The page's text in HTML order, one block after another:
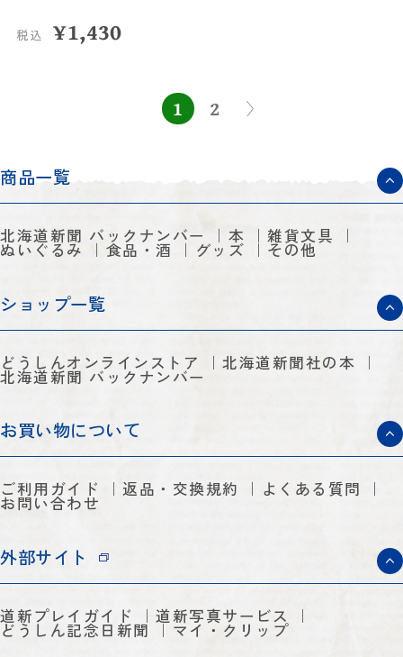
税込 ¥1,430
1 2
商品一覧
北海道新聞 バックナンバー 本 雑貨文具
ぬいぐるみ 食品・酒 グッズ その他
ショップ一覧
どうしんオンラインストア 北海道新聞社の本
北海道新聞 バックナンバー
お買い物について
ご利用ガイド 返品・交換規約 よくある質問
お問い合わせ
外部サイト
道新プレイガイド 道新写真サービス
どうしん記念日新聞 マイ・クリップ